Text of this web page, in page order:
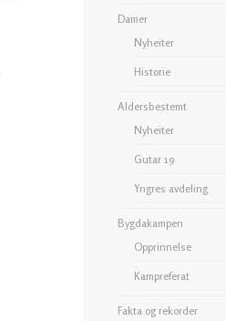
Damer
Nyheiter
Historie
Aldersbestemt
Nyheiter
Gutar 19
Yngres avdeling
Bygdakampen
Opprinnelse
Kampreferat
Fakta og rekorder